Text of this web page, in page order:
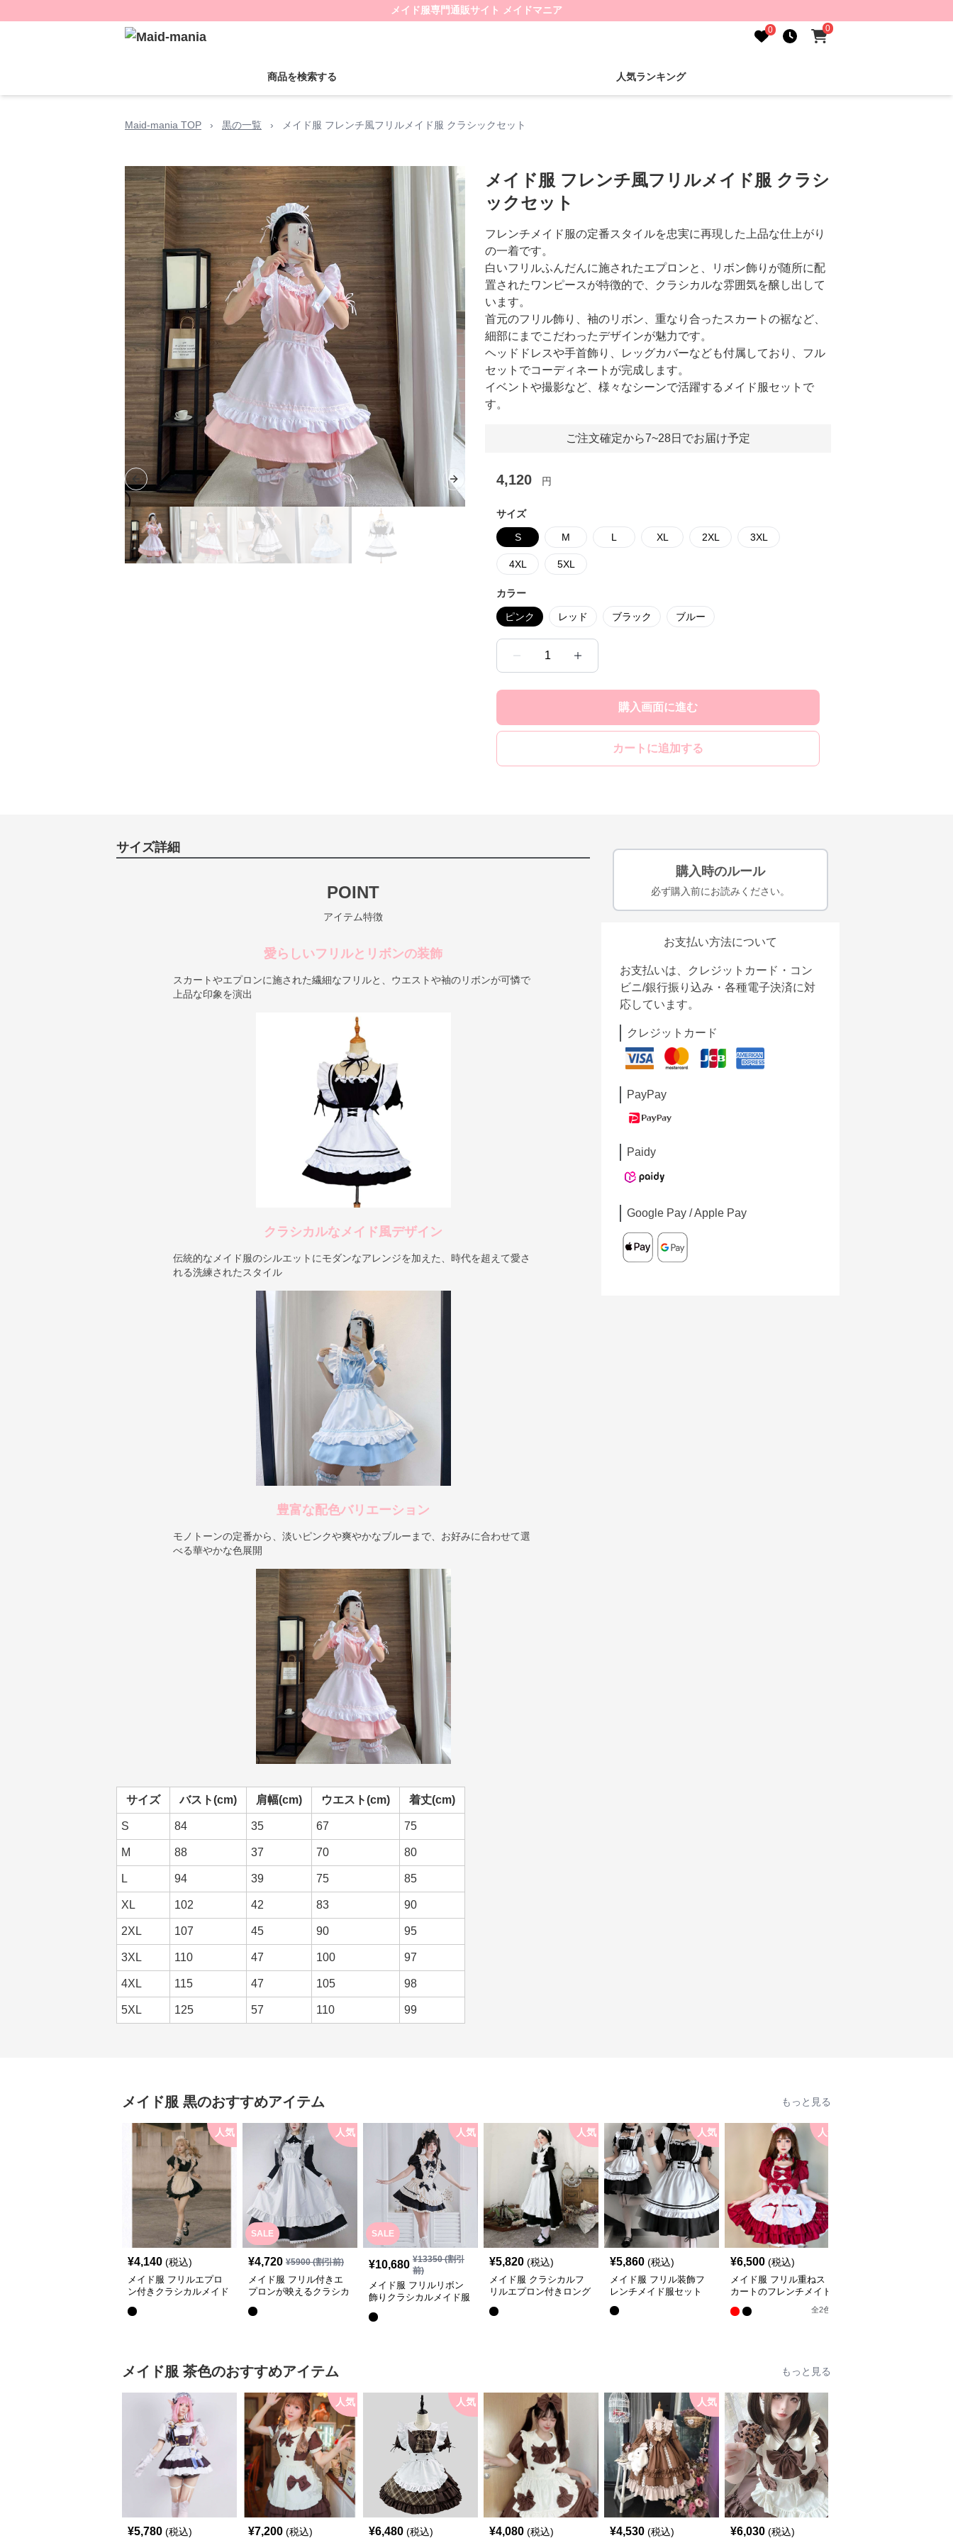
メイド服専門通販サイト メイドマニア
0 0
商品を検索する 人気ランキング
Maid-mania TOP › 黒の一覧 › メイド服 フレンチ風フリルメイド服 クラシックセット
Previous slide Next slide
メイド服 フレンチ風フリルメイド服 クラシ
ックセット
フレンチメイド服の定番スタイルを忠実に再現した上品な仕上がり
の一着です。
白いフリルふんだんに施されたエプロンと、リボン飾りが随所に配
置されたワンピースが特徴的で、クラシカルな雰囲気を醸し出して
います。
首元のフリル飾り、袖のリボン、重なり合ったスカートの裾など、
細部にまでこだわったデザインが魅力です。
ヘッドドレスや手首飾り、レッグカバーなども付属しており、フル
セットでコーディネートが完成します。
イベントや撮影など、様々なシーンで活躍するメイド服セットで
す。
ご注文確定から7~28日でお届け予定
4,120 円
サイズ
S M L XL 2XL 3XL
4XL 5XL
カラー
ピンク レッド ブラック ブルー
1
購入画面に進む
カートに追加する
サイズ詳細
POINT
アイテム特徴
愛らしいフリルとリボンの装飾
スカートやエプロンに施された繊細なフリルと、ウエストや袖のリボンが可憐で
上品な印象を演出
クラシカルなメイド風デザイン
伝統的なメイド服のシルエットにモダンなアレンジを加えた、時代を超えて愛さ
れる洗練されたスタイル
豊富な配色バリエーション
モノトーンの定番から、淡いピンクや爽やかなブルーまで、お好みに合わせて選
べる華やかな色展開
サイズ バスト(cm) 肩幅(cm) ウエスト(cm) 着丈(cm)
S 84 35 67 75
M 88 37 70 80
L 94 39 75 85
XL 102 42 83 90
2XL 107 45 90 95
3XL 110 47 100 97
4XL 115 47 105 98
5XL 125 57 110 99
購入時のルール
必ず購入前にお読みください。
お支払い方法について
お支払いは、クレジットカード・コン
ビニ/銀行振り込み・各種電子決済に対
応しています。
クレジットカード
PayPay
Paidy
Google Pay / Apple Pay
メイド服 黒のおすすめアイテム もっと見る
人気
¥4,140 (税込)
メイド服 フリルエプロ
ン付きクラシカルメイド
SALE
人気
¥4,720 ¥5900(割引前)
メイド服 フリル付きエ
プロンが映えるクラシカ
SALE
人気
¥10,680 ¥13350(割引
前)
メイド服 フリルリボン
飾りクラシカルメイド服
人気
¥5,820 (税込)
メイド服 クラシカルフ
リルエプロン付きロング
人気
¥5,860 (税込)
メイド服 フリル装飾フ
レンチメイド服セット
人気
¥6,500 (税込)
メイド服 フリル重ねス
カートのフレンチメイド
全2色
メイド服 茶色のおすすめアイテム もっと見る
¥5,780 (税込)
人気
¥7,200 (税込)
人気
¥6,480 (税込) ¥4,080 (税込)
人気
¥4,530 (税込) ¥6,030 (税込)